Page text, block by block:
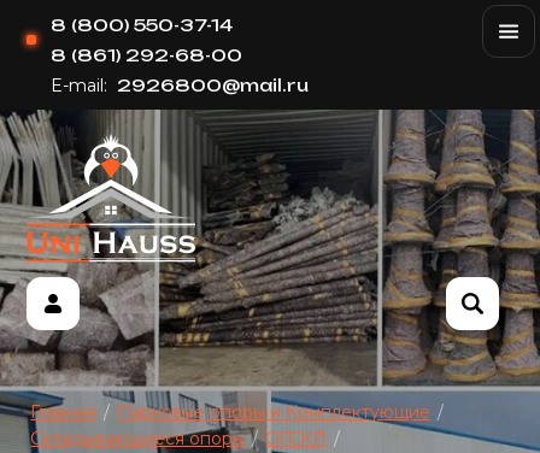
8 (800) 550-37-14
8 (861) 292-68-00
E-mail: 2926800@mail.ru
Главная / Парковые опоры и Комплектующие /
Складывающиеся опоры / ОГСКЛ /